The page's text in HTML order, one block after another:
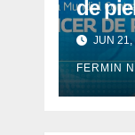
de
laJUN 21,
FERMIN